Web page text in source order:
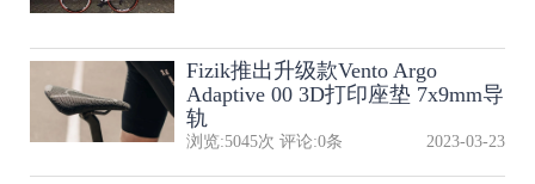
Fizik推出升级款Vento Argo
Adaptive 00 3D打印座垫 7x9mm导
轨
浏览:5045次 评论:0条 2023-03-23